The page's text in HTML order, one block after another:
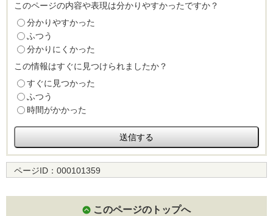
このページの内容や表現は分かりやすかったですか？
分かりやすかった
ふつう
分かりにくかった
この情報はすぐに見つけられましたか？
すぐに見つかった
ふつう
時間がかかった
ページID： 000101359
このページのトップへ